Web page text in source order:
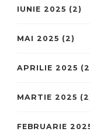
IUNIE 2025 (2)
MAI 2025 (2)
APRILIE 2025
MARTIE 2025
FEBRUARIE